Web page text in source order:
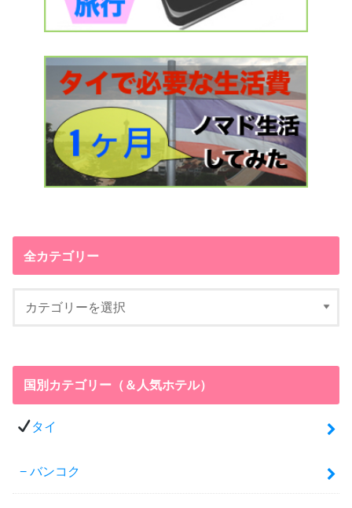
全カテゴリー
国別カテゴリー（＆人気ホテル）
タイ
バンコク